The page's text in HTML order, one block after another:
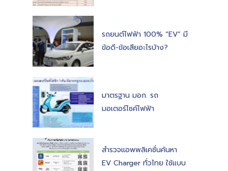
รถยนต์ไฟฟ้า 100% “EV” มี
ข้อดี-ข้อเสียอะไรบ้าง?
มาตรฐาน มอก. รถ
มอเตอร์ไซค์ไฟฟ้า
สำรวจแอพพลิเคชั่นค้นหา
EV Charger ทั่วไทย ใช้แบบ